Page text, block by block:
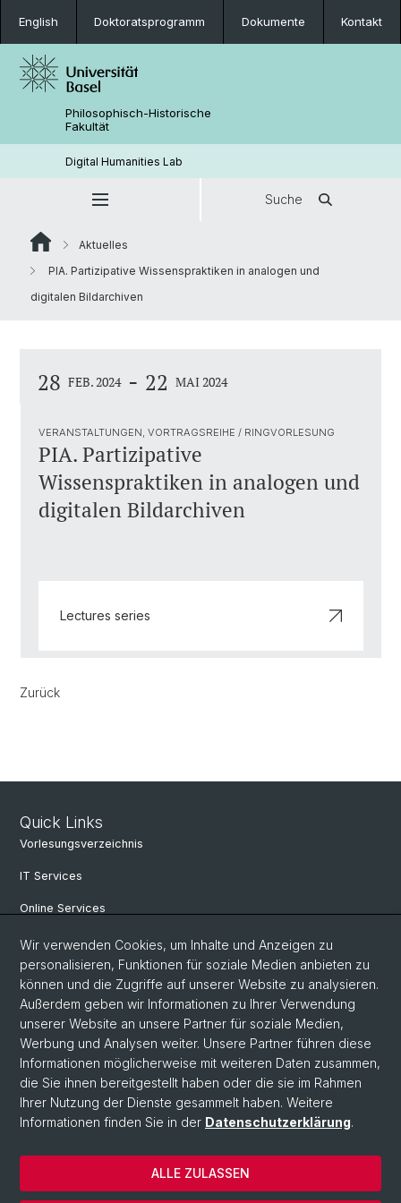
English Doktoratsprogramm Dokumente Kontakt
Philosophisch-Historische
Fakultät
Digital Humanities Lab
Suche
Aktuelles
PIA. Partizipative Wissenspraktiken in analogen und
digitalen Bildarchiven
28 FEB. 2024 - 22 MAI 2024
VERANSTALTUNGEN, VORTRAGSREIHE / RINGVORLESUNG
PIA. Partizipative
Wissenspraktiken in analogen und
digitalen Bildarchiven
Lectures series
Zurück
Quick Links
Vorlesungsverzeichnis
IT Services
Online Services
Personensuche
PhD Programm
Dokumente & Links
News & Events
© Universität Basel
Datenschutzerklärung
Philosophisch-Historische Fakultät
Wir verwenden Cookies, um Inhalte und Anzeigen zu
personalisieren, Funktionen für soziale Medien anbieten zu
können und die Zugriffe auf unserer Website zu analysieren.
Außerdem geben wir Informationen zu Ihrer Verwendung
unserer Website an unsere Partner für soziale Medien,
Werbung und Analysen weiter. Unsere Partner führen diese
Informationen möglicherweise mit weiteren Daten zusammen,
die Sie ihnen bereitgestellt haben oder die sie im Rahmen
Ihrer Nutzung der Dienste gesammelt haben. Weitere
Informationen finden Sie in der Datenschutzerklärung.
ALLE ZULASSEN